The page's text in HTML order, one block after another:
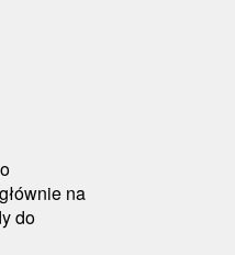
na
do